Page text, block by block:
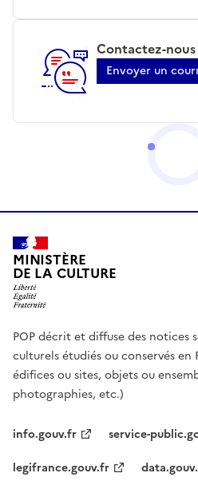
Contactez-nous
Envoyer un
MINISTÈRE
DE LA CULTURE
POP décrit et diffuse des notices
culturels étudiés ou conservés
édifices ou sites, objets ou
photographies, etc.)
info.gouv.fr
service-
legifrance.gouv.fr